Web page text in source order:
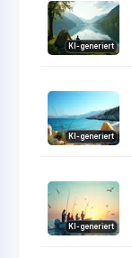
KI-generiert
KI-generiert
KI-generiert